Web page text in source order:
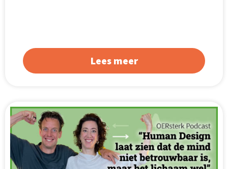
Lees meer